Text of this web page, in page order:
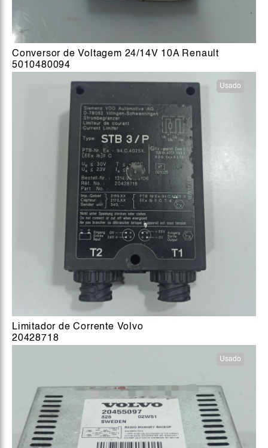
Conversor de Voltagem 24/14V 10A Renault
5010480094
Usado
Limitador de Corrente Volvo
20428718
Usado